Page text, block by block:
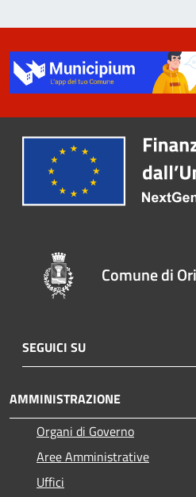
Comune di
SEGUICI SU
AMMINISTRAZIONE
Organi di Governo
Aree Amministrative
Uffici